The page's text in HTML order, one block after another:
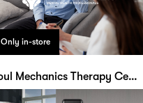
Only in-store
Soul Mechanics Therapy Centre